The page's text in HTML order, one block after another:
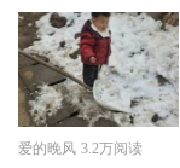
爱的晚风 3.2万阅读